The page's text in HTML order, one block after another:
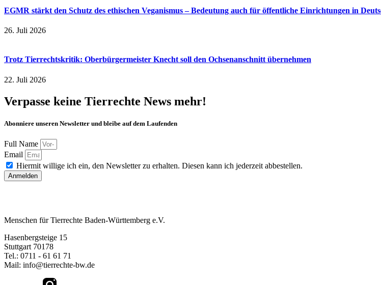
EGMR stärkt den Schutz des ethischen Veganismus – Bedeutung auch für öffentliche Einrichtungen in
26. Juli 2026
Trotz Tierrechtskritik: Oberbürgermeister Knecht soll den Ochsenanschnitt übernehmen
22. Juli 2026
Verpasse keine Tierrechte News mehr!
Abonniere unseren Newsletter und bleibe auf dem Laufenden
Full Name
Email
Hiermit willige ich ein, den Newsletter zu erhalten. Diesen kann ich jederzeit abbestellen.
Anmelden
Menschen für Tierrechte Baden-Württemberg e.V.
Hasenbergsteige 15
Stuttgart 70178
Tel.: 0711 - 61 61 71
Mail: info@tierrechte-bw.de